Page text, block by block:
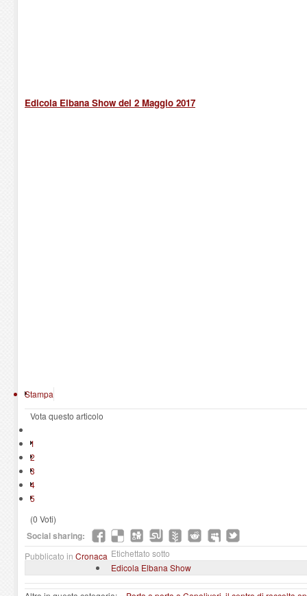
Edicola Elbana Show del 2 Maggio 2017
Stampa
Vota questo articolo
1
2
3
4
5
(0 Voti)
Social sharing:
Pubblicato in Cronaca Etichettato sotto
Edicola Elbana Show